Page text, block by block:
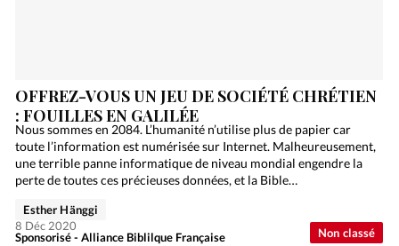
Non classé
OFFREZ-VOUS UN JEU DE SOCIÉTÉ CHRÉTIEN
: FOUILLES EN GALILÉE
Nous sommes en 2084. L’humanité n’utilise plus de papier car
toute l’information est numérisée sur Internet. Malheureusement,
une terrible panne informatique de niveau mondial engendre la
perte de toutes ces précieuses données, et la Bible…
Sponsorisé - Alliance Biblilque Française
Esther Hänggi
8 Déc 2020